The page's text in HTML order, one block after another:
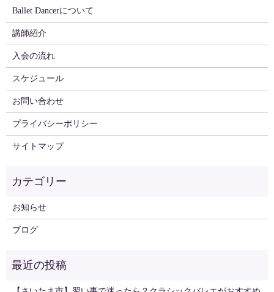
Ballet Dancerについて
講師紹介
入会の流れ
スケジュール
お問い合わせ
プライバシーポリシー
サイトマップ
お知らせ
ブログ